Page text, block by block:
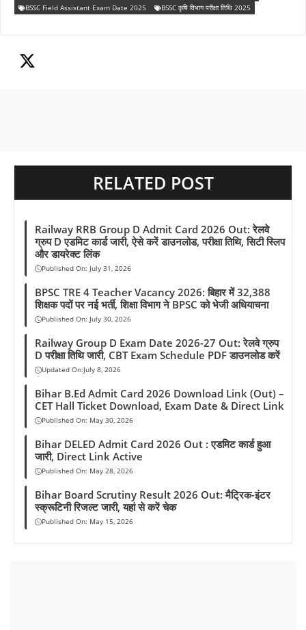
c
b
a
l
r
n
p
a
BSSC Field Assistant Exam Date 2025 BSSC कृषि विभाग परीक्षा तिथि 2025
RELATED POST
Railway RRB Group D Admit Card 2026 Out: रेलवे
ग्रुप D एडमिट कार्ड जारी, ऐसे करें डाउनलोड, परीक्षा तिथि, सिटी स्लिप
और डायरेक्ट लिंक
Published On: July 31, 2026
BPSC TRE 4 Teacher Vacancy 2026: बिहार में 32,388
शिक्षक पदों पर नई भर्ती, शिक्षा विभाग ने BPSC को भेजी अधियाचना
Published On: July 30, 2026
Railway Group D Exam Date 2026-27 Out: रेलवे ग्रुप
D परीक्षा तिथि जारी, CBT Exam Schedule PDF डाउनलोड करें
Updated On:July 8, 2026
Bihar B.Ed Admit Card 2026 Download Link (Out) –
CET Hall Ticket Download, Exam Date & Direct Link
Published On: May 30, 2026
Bihar DELED Admit Card 2026 Out : एडमिट कार्ड हुआ
जारी, Direct Link Active
Published On: May 28, 2026
Bihar Board Scrutiny Result 2026 Out: मैट्रिक-इंटर
स्क्रूटिनी रिजल्ट जारी, यहां से करें चेक
Published On: May 15, 2026